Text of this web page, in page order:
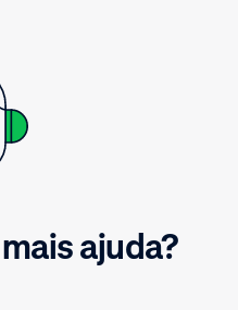
ajuda?